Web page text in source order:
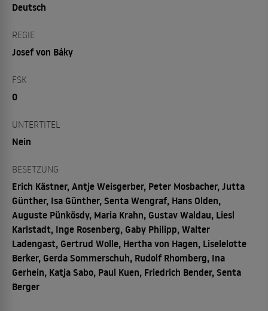
Deutsch
REGIE
Josef von Báky
FSK
0
UNTERTITEL
Nein
BESETZUNG
Erich Kästner, Antje Weisgerber, Peter Mosbacher, Jutta
Günther, Isa Günther, Senta Wengraf, Hans Olden,
Auguste Pünkösdy, Maria Krahn, Gustav Waldau, Liesl
Karlstadt, Inge Rosenberg, Gaby Philipp, Walter
Ladengast, Gertrud Wolle, Hertha von Hagen, Liselelotte
Berker, Gerda Sommerschuh, Rudolf Rhomberg, Ina
Gerhein, Katja Sabo, Paul Kuen, Friedrich Bender, Senta
Berger